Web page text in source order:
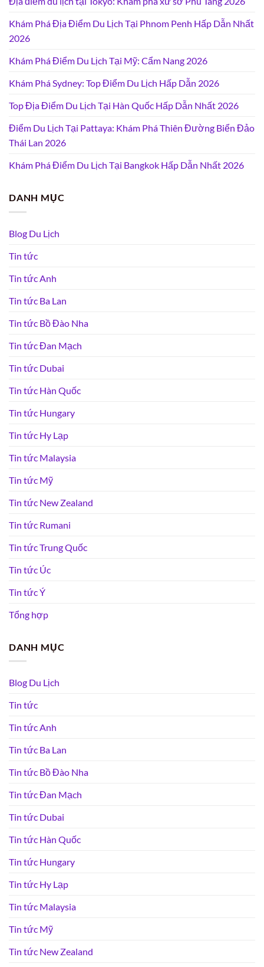
Khám Phá Địa Điểm Du Lịch Tại Phnom Penh Hấp Dẫn Nhất
2026
Khám Phá Điểm Du Lịch Tại Mỹ: Cẩm Nang 2026
Khám Phá Sydney: Top Điểm Du Lịch Hấp Dẫn 2026
Top Địa Điểm Du Lịch Tại Hàn Quốc Hấp Dẫn Nhất 2026
Điểm Du Lịch Tại Pattaya: Khám Phá Thiên Đường Biển Đảo
Thái Lan 2026
Khám Phá Điểm Du Lịch Tại Bangkok Hấp Dẫn Nhất 2026
DANH MỤC
Blog Du Lịch
Tin tức
Tin tức Anh
Tin tức Ba Lan
Tin tức Bồ Đào Nha
Tin tức Đan Mạch
Tin tức Dubai
Tin tức Hàn Quốc
Tin tức Hungary
Tin tức Hy Lạp
Tin tức Malaysia
Tin tức Mỹ
Tin tức New Zealand
Tin tức Rumani
Tin tức Trung Quốc
Tin tức Úc
Tin tức Ý
Tổng hợp
DANH MỤC
Blog Du Lịch
Tin tức
Tin tức Anh
Tin tức Ba Lan
Tin tức Bồ Đào Nha
Tin tức Đan Mạch
Tin tức Dubai
Tin tức Hàn Quốc
Tin tức Hungary
Tin tức Hy Lạp
Tin tức Malaysia
Tin tức Mỹ
Tin tức New Zealand